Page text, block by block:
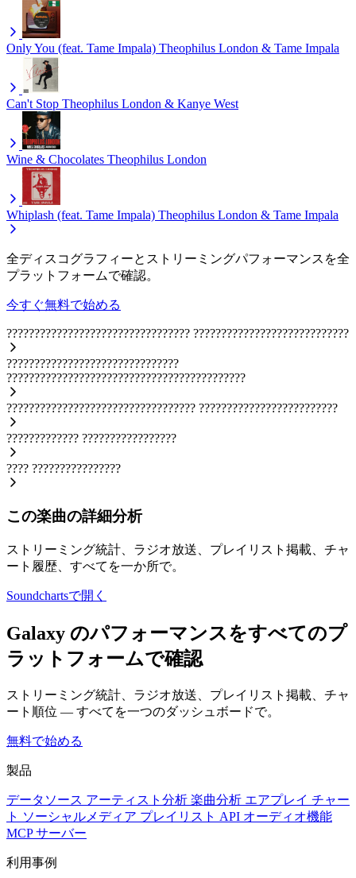
Only You (feat. Tame Impala) Theophilus London & Tame Impala
Can't Stop Theophilus London & Kanye West
Wine & Chocolates Theophilus London
Whiplash (feat. Tame Impala) Theophilus London & Tame Impala
全ディスコグラフィーとストリーミングパフォーマンスを全
プラットフォームで確認。
今すぐ無料で始める
????????????????????????????????? ????????????????????????????
???????????????????????????????
???????????????????????????????????????????
?????????????????????????????????? ?????????????????????????
????????????? ?????????????????
???? ????????????????
この楽曲の詳細分析
ストリーミング統計、ラジオ放送、プレイリスト掲載、チャ
ート履歴、すべてを一か所で。
Soundchartsで開く
Galaxy のパフォーマンスをすべてのプ
ラットフォームで確認
ストリーミング統計、ラジオ放送、プレイリスト掲載、チャ
ート順位 — すべてを一つのダッシュボードで。
無料で始める
製品
データソース アーティスト分析 楽曲分析 エアプレイ チャー
ト ソーシャルメディア プレイリスト API オーディオ機能
MCP サーバー
利用事例